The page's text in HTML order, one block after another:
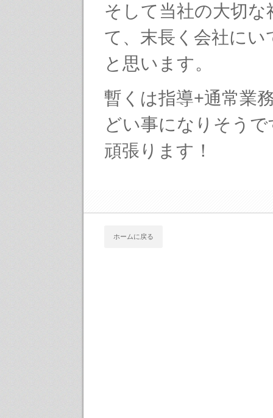
そして当社の大切な
て、末長く会社にい
と思います。
暫くは指導+通常業
どい事になりそう
頑張ります！
ホームに戻る